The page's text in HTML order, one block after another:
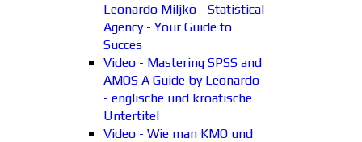
Leonardo Miljko - Statistical
Agency - Your Guide to
Succes
Video - Mastering SPSS and
AMOS A Guide by Leonardo
- englische und kroatische
Untertitel
Video - Wie man KMO und